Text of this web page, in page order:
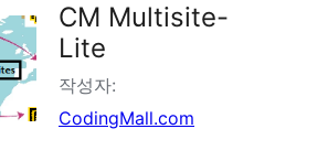
CM Multisite-
Lite
작성자:
CodingMall.com